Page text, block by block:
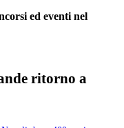
ed eventi nel
ritorno a